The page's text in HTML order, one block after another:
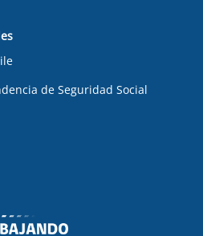
de Seguridad Social